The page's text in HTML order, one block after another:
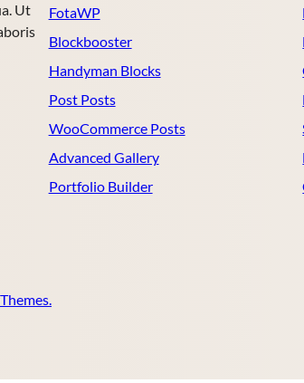
Ut
FotaWP
Blockbooster
Handyman Blocks
Post Posts
WooCommerce Posts
Advanced Gallery
Portfolio Builder